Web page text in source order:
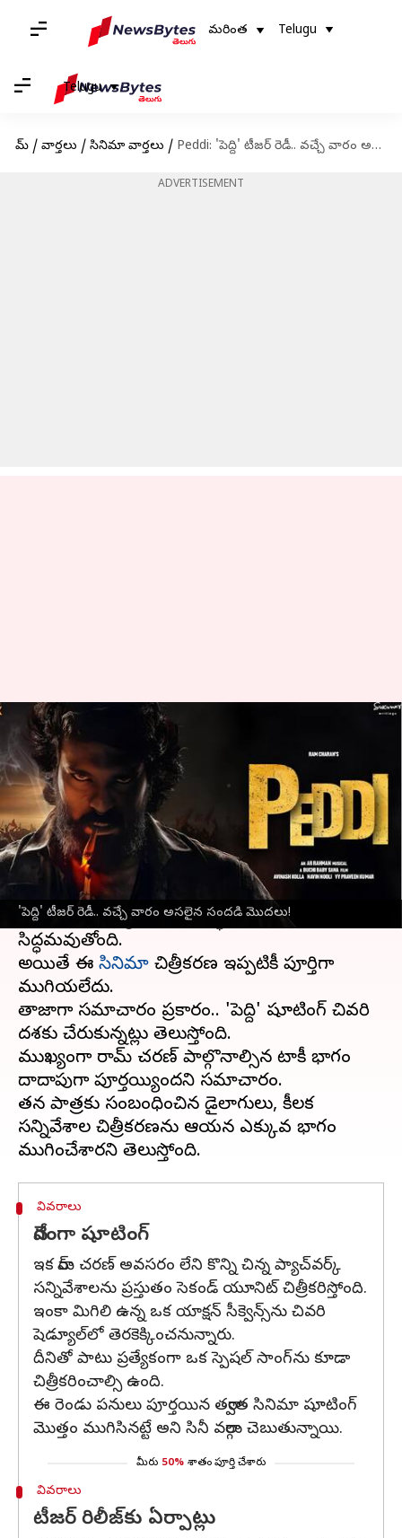
మరింత Telugu
Telugu
హోమ్ / వార్తలు / సినిమా వార్తలు / Peddi: 'పెద్ది' టీజర్‌ రెడీ.. వచ్చే వారం అసలైన సందడి మొదలు!
ADVERTISEMENT
'పెద్ది' టీజర్‌ రెడీ.. వచ్చే వారం అసలైన సందడి మొదలు!
Peddi: 'పెద్ది' టీజర్‌ రెడీ.. వచ్చే వారం
అసలైన సందడి మొదలు!
వ్రాసిన వారు Moogati Shabari Mar 14, 2026 04:21 pm
ఈ వార్తాకథనం ఏంటి
మెగా పవర్ స్టార్రామ్ చరణ్
హీరోగా తెరకెక్కుతున్న
రగ్గడ్ యాక్షన్ స్పోర్ట్స్ డ్రామా '
' సినిమా ఏప్రిల్
30న ప్రపంచవ్యాప్తంగా భారీ స్థాయిలో విడుదలకు
సిద్ధమవుతోంది.
అయితే ఈ సినిమా చిత్రీకరణ ఇప్పటికీ పూర్తిగా
ముగియలేదు.
తాజాగా సమాచారం ప్రకారం.. 'పెద్ది' షూటింగ్ చివరి
దశకు చేరుకున్నట్లు తెలుస్తోంది.
ముఖ్యంగా రామ్ చరణ్ పాల్గొనాల్సిన టాకీ భాగం
దాదాపుగా పూర్తయ్యిందని సమాచారం.
తన పాత్రకు సంబంధించిన డైలాగులు, కీలక
సన్నివేశాల చిత్రీకరణను ఆయన ఎక్కువ భాగం
వివరాలు
వేగంగా షూటింగ్
ఇక రామ్ చరణ్ అవసరం లేని కొన్ని చిన్న ప్యాచ్‌వర్క్
సన్నివేశాలను ప్రస్తుతం సెకండ్ యూనిట్ చిత్రీకరిస్తోంది.
ఇంకా మిగిలి ఉన్న ఒక యాక్షన్ సీక్వెన్స్‌ను చివరి
షెడ్యూల్‌లో తెరకెక్కించనున్నారు.
దీనితో పాటు ప్రత్యేకంగా ఒక స్పెషల్ సాంగ్‌ను కూడా
చిత్రీకరించాల్సి ఉంది.
ఈ రెండు పనులు పూర్తయిన తర్వాత సినిమా షూటింగ్
మొత్తం ముగిసినట్టే అని సినీ వర్గాలు చెబుతున్నాయి.
మీరు 50% శాతం పూర్తి చేశారు
వివరాలు
టీజర్ రిలీజ్‌కు ఏర్పాట్లు